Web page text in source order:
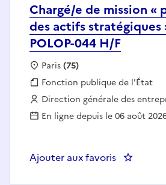
Chargé/e de mission
des actifs stratégiques
POLOP-044 H/F
Localisation :
Paris(75)
Fonction publique :
Fonction publique de l'État
Employeur :
Direction générale des
En ligne depuis le 06 août
Ajouter aux favoris :